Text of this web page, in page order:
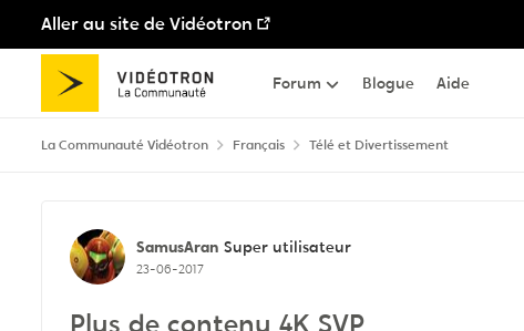
Aller au site de Vidéotron
Passer au contenu
Forum Blogue Aide
La Communauté Vidéotron Français Télé et Divertissement
Discussion de forum
SamusAran Super utilisateur
23-06-2017
Plus de contenu 4K SVP